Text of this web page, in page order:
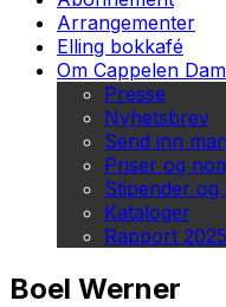
Arrangementer
Elling bokkafé
Om Cappelen
Presse
Nyhetsbrev
Send inn
Priser og
Stipender
Kataloger
Rapport 2025
Boel Werner